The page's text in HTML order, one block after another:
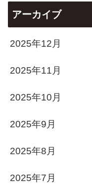
アーカイブ
2025年12月
2025年11月
2025年10月
2025年9月
2025年8月
2025年7月